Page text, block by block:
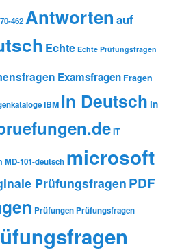
70-462Antworten auf
Echte Echte Prüfungsfragen
Examsfragen Fragen
IBM in Deutsch in
IT
MD-101-deutsch microsoft
Prüfungsfragen PDF
Prüfungen Prüfungsfragen